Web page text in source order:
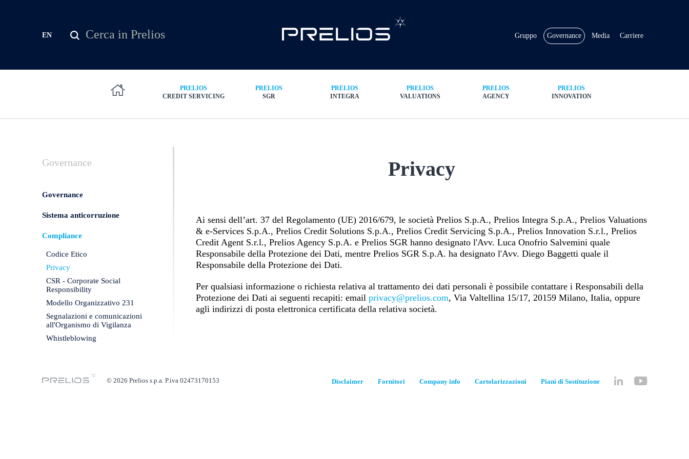
EN Form di ricerca
Cerca Gruppo Governance Media Carriere
PRELIOS
CREDIT SERVICING
PRELIOS
SGR
PRELIOS
INTEGRA
PRELIOS
VALUATIONS
PRELIOS
AGENCY
PRELIOS
INNOVATION
Privacy
Ai sensi dell’art. 37 del Regolamento (UE) 2016/679, le società Prelios S.p.A., Prelios Integra S.p.A., Prelios Valuations
& e-Services S.p.A., Prelios Credit Solutions S.p.A., Prelios Credit Servicing S.p.A., Prelios Innovation S.r.l., Prelios
Credit Agent S.r.l., Prelios Agency S.p.A. e Prelios SGR hanno designato l'Avv. Luca Onofrio Salvemini quale
Responsabile della Protezione dei Dati, mentre Prelios SGR S.p.A. ha designato l'Avv. Diego Baggetti quale il
Responsabile della Protezione dei Dati.
Per qualsiasi informazione o richiesta relativa al trattamento dei dati personali è possibile contattare i Responsabili della
Protezione dei Dati ai seguenti recapiti: email privacy@prelios.com, Via Valtellina 15/17, 20159 Milano, Italia, oppure
agli indirizzi di posta elettronica certificata della relativa società.
Governance
Governance
Sistema anticorruzione
Compliance
Codice Etico
Privacy
CSR - Corporate Social
Responsibility
Modello Organizzativo 231
Segnalazioni e comunicazioni
all'Organismo di Vigilanza
Whistleblowing
© 2026 Prelios s.p.a. P.iva 02473170153 Disclaimer Fornitori Company info Cartolarizzazioni Piani di Sostituzione